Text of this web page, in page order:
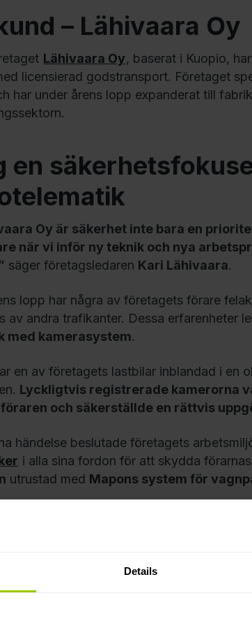
Details
– Lähivaara Oy
Lähivaara Oy, baserat i Kuopio,
licensierad godstransport. Företaget
har under årens lopp expanderat till
en
Oy är säkerhet inte bara en
när vi inför ny teknik och nya
säger företagsledaren Kari Lähivaara.
lopp har några av företagets förare
av andra trafikanter. Dessa erfarenheter
med kamerasystem.
en av företagets lastbilar inblandad i en
Lyckligtvis registrerade kamerorna
och säkerställde en rättvis
händelse beslutade företagets
i alla sina fordon för att skydda
utrustad med Mapons system för